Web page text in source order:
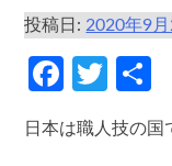
投稿日:2020年9月
日本は職人技の国